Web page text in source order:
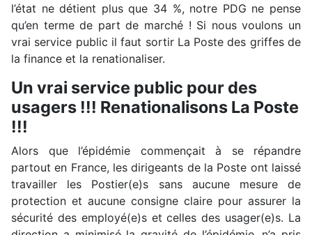
l’état ne détient plus que 34 %, notre PDG ne pense
qu’en terme de part de marché ! Si nous voulons un
vrai service public il faut sortir La Poste des griffes de
la finance et la renationaliser.
Un vrai service public pour des
usagers !!! Renationalisons La Poste
!!!
Alors que l’épidémie commençait à se répandre
partout en France, les dirigeants de la Poste ont laissé
travailler les Postier(e)s sans aucune mesure de
protection et aucune consigne claire pour assurer la
sécurité des employé(e)s et celles des usager(e)s. La